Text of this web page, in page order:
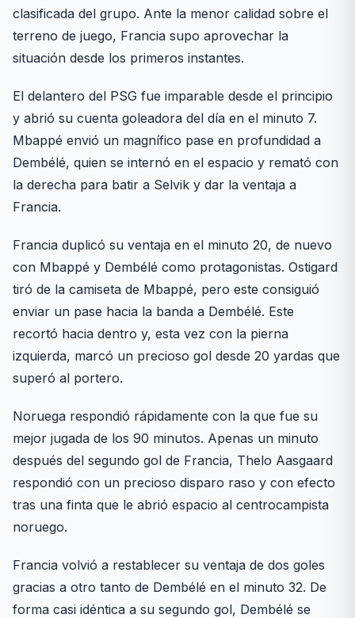
clasificada del grupo. Ante la menor calidad sobre el
terreno de juego, Francia supo aprovechar la
situación desde los primeros instantes.
El delantero del PSG fue imparable desde el principio
y abrió su cuenta goleadora del día en el minuto 7.
Mbappé envió un magnífico pase en profundidad a
Dembélé, quien se internó en el espacio y remató con
la derecha para batir a Selvik y dar la ventaja a
Francia.
Francia duplicó su ventaja en el minuto 20, de nuevo
con Mbappé y Dembélé como protagonistas. Ostigard
tiró de la camiseta de Mbappé, pero este consiguió
enviar un pase hacia la banda a Dembélé. Este
recortó hacia dentro y, esta vez con la pierna
izquierda, marcó un precioso gol desde 20 yardas que
superó al portero.
Noruega respondió rápidamente con la que fue su
mejor jugada de los 90 minutos. Apenas un minuto
después del segundo gol de Francia, Thelo Aasgaard
respondió con un precioso disparo raso y con efecto
tras una finta que le abrió espacio al centrocampista
noruego.
Francia volvió a restablecer su ventaja de dos goles
gracias a otro tanto de Dembélé en el minuto 32. De
forma casi idéntica a su segundo gol, Dembélé se